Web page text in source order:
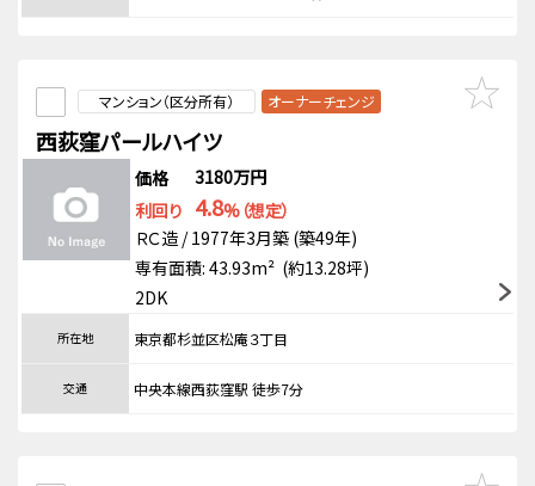
マンション（区分所有） オーナーチェンジ
西荻窪パールハイツ
価格
3180万円
利回り 4.8%（想定）
ＲＣ造 / 1977年3月築 (築49年)
専有面積: 43.93m² (約13.28坪)
2DK
所在地 東京都杉並区松庵３丁目
交通 中央本線西荻窪駅 徒歩7分